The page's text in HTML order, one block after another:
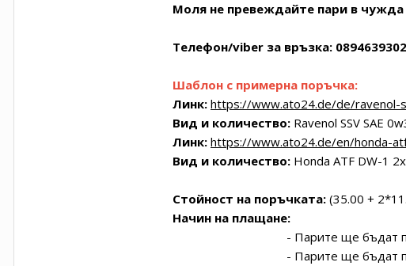
Моля не превеждайте пари в
Телефон/viber за връзка:
Шаблон с примерна поръчка:
Линк: https://www.ato24.de/de/ravenol-
Вид и количество: Ravenol SSV SAE
Линк: https://www.ato24.de/en/honda-
Вид и количество: Honda ATF DW- 1
Стойност на поръчката: (35.00 +
Начин на плащане:
- Парите ще бъдат
- Парите ще бъдат